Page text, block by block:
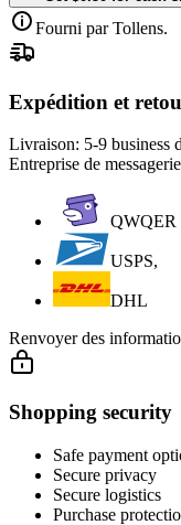
Fourni par Tollens.
Expédition et
Livraison: 5-9 business
Entreprise de
QWQER
USPS,
DHL
Renvoyer des
Shopping security
Safe payment
Secure privacy
Secure logistics
Purchase